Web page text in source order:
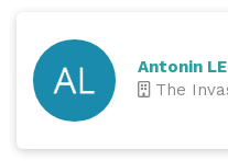
Antonin
The